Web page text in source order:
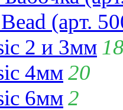
(арт.
2 и 3мм
4мм20
6мм2